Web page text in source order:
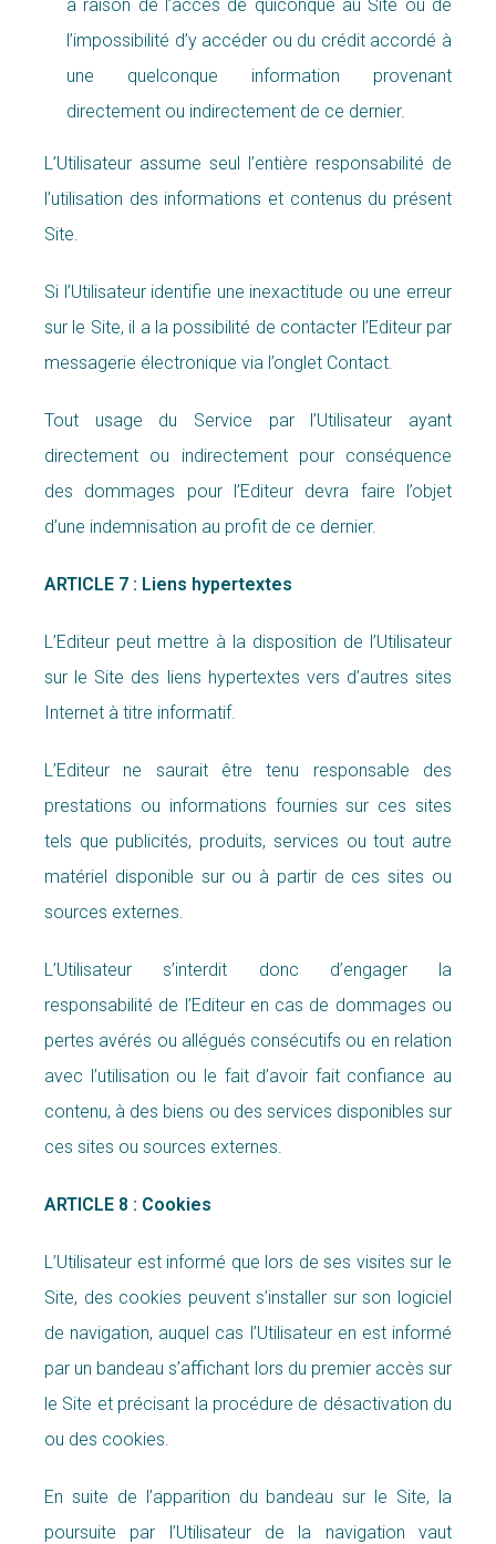
à raison de l’accès de quiconque au Site ou de
l’impossibilité d’y accéder ou du crédit accordé à
une quelconque information provenant
directement ou indirectement de ce dernier.
L’Utilisateur assume seul l’entière responsabilité de
l’utilisation des informations et contenus du présent
Site.
Si l’Utilisateur identifie une inexactitude ou une erreur
sur le Site, il a la possibilité de contacter l’Editeur par
messagerie électronique via l’onglet Contact.
Tout usage du Service par l’Utilisateur ayant
directement ou indirectement pour conséquence
des dommages pour l’Editeur devra faire l’objet
d’une indemnisation au profit de ce dernier.
ARTICLE 7 : Liens hypertextes
L’Editeur peut mettre à la disposition de l’Utilisateur
sur le Site des liens hypertextes vers d’autres sites
Internet à titre informatif.
L’Editeur ne saurait être tenu responsable des
prestations ou informations fournies sur ces sites
tels que publicités, produits, services ou tout autre
matériel disponible sur ou à partir de ces sites ou
sources externes.
L’Utilisateur s’interdit donc d’engager la
responsabilité de l’Editeur en cas de dommages ou
pertes avérés ou allégués consécutifs ou en relation
avec l’utilisation ou le fait d’avoir fait confiance au
contenu, à des biens ou des services disponibles sur
ces sites ou sources externes.
ARTICLE 8 : Cookies
L’Utilisateur est informé que lors de ses visites sur le
Site, des cookies peuvent s’installer sur son logiciel
de navigation, auquel cas l’Utilisateur en est informé
par un bandeau s’affichant lors du premier accès sur
le Site et précisant la procédure de désactivation du
ou des cookies.
En suite de l’apparition du bandeau sur le Site, la
poursuite par l’Utilisateur de la navigation vaut